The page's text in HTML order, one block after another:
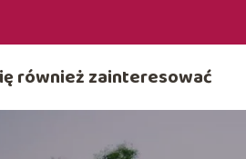
również zainteresować